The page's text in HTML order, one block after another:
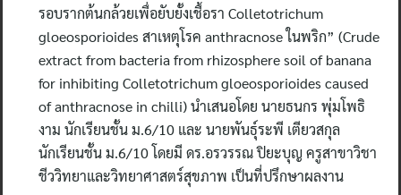
รอบรากต้นกล้วยเพื่อยับยั้งเชื้อรา Colletotrichum
gloeosporioides สาเหตุโรค anthracnose ในพริก” (Crude
extract from bacteria from rhizosphere soil of banana
for inhibiting Colletotrichum gloeosporioides caused
of anthracnose in chilli) นำเสนอโดย นายธนกร พุ่มโพธิ
งาม นักเรียนชั้น ม.6/10 และ นายพันธุ์ระพี เตียวสกุล
นักเรียนชั้น ม.6/10 โดยมี ดร.อรวรรณ ปิยะบุญ ครูสาขาวิชา
ชีววิทยาและวิทยาศาสตร์สุขภาพ เป็นที่ปรึกษาผลงาน